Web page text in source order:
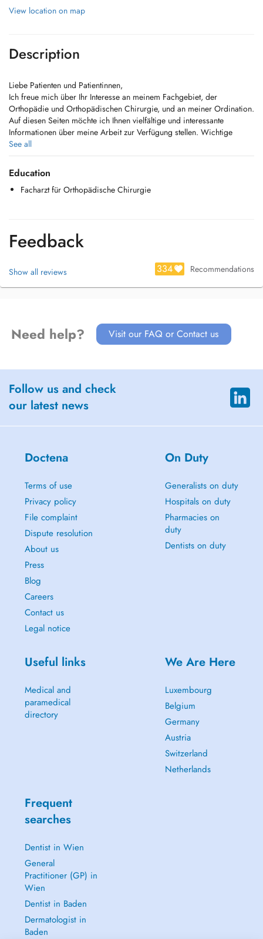
View location on map
Description
Liebe Patienten und Patientinnen,
Ich freue mich über Ihr Interesse an meinem Fachgebiet, der
Orthopädie und Orthopädischen Chirurgie, und an meiner Ordination.
Auf diesen Seiten möchte ich Ihnen vielfältige und interessante
Informationen über meine Arbeit zur Verfügung stellen. Wichtige
Erstinformationen über mein Leistungsspektrum sowie ein Überblick
über meine Praxisabläufe geben Ihnen die Möglichkeit, mich kennen
zu lernen. Anschließend entscheiden Sie sich vielleicht leichter dafür,
mir zu vertrauen und mich – nicht nur im Notfall – aufzusuchen.
See all
Education
Facharzt für Orthopädische Chirurgie
Feedback
Show all reviews 334 Recommendations
Need help? Visit our FAQ or Contact us
Follow us and check
our latest news
Doctena
Terms of use
Privacy policy
File complaint
Dispute resolution
About us
Press
Blog
Careers
Contact us
Legal notice
On Duty
Generalists on duty
Hospitals on duty
Pharmacies on
duty
Dentists on duty
Useful links
Medical and
paramedical
directory
We Are Here
Luxembourg
Belgium
Germany
Austria
Switzerland
Netherlands
Frequent
searches
Dentist in Wien
General
Practitioner (GP) in
Wien
Dentist in Baden
Dermatologist in
Baden